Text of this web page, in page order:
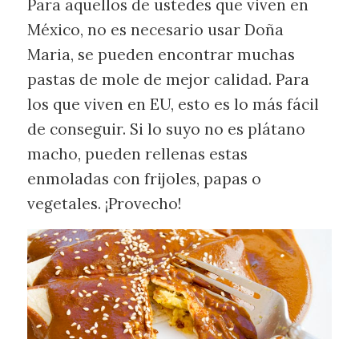
Para aquellos de ustedes que viven en
México, no es necesario usar Doña
Maria, se pueden encontrar muchas
pastas de mole de mejor calidad. Para
los que viven en EU, esto es lo más fácil
de conseguir. Si lo suyo no es plátano
macho, pueden rellenas estas
enmoladas con frijoles, papas o
vegetales. ¡Provecho!